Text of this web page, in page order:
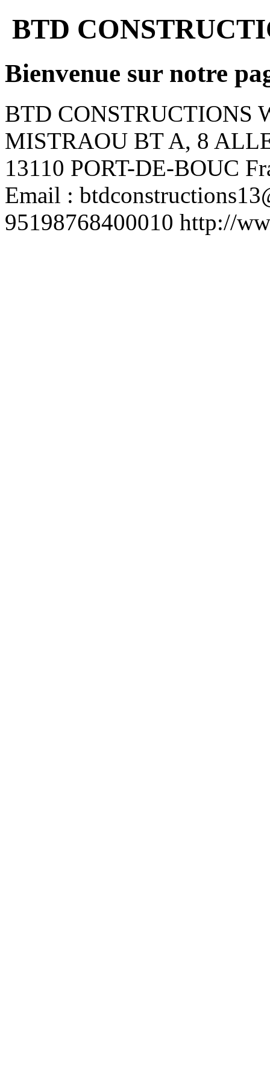
BTD
Bienvenue sur notre
BTD CONSTRUCTIONS
MISTRAOU BT A, 8
13110 PORT-DE-BOUC
Email :
95198768400010 http://